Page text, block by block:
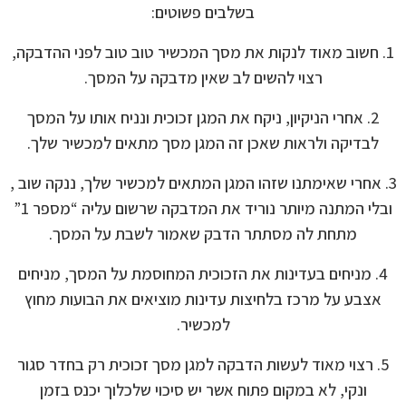
בשלבים פשוטים:
1. חשוב מאוד לנקות את מסך המכשיר טוב טוב לפני ההדבקה,
רצוי להשים לב שאין מדבקה על המסך.
2. אחרי הניקיון, ניקח את המגן זכוכית ונניח אותו על המסך
לבדיקה ולראות שאכן זה המגן מסך מתאים למכשיר שלך.
3. אחרי שאימתנו שזהו המגן המתאים למכשיר שלך, ננקה שוב ,
ובלי המתנה מיותר נוריד את המדבקה שרשום עליה “מספר 1”
מתחת לה מסתתר הדבק שאמור לשבת על המסך.
4. מניחים בעדינות את הזכוכית המחוסמת על המסך, מניחים
אצבע על מרכז בלחיצות עדינות מוציאים את הבועות מחוץ
למכשיר.
5. רצוי מאוד לעשות הדבקה למגן מסך זכוכית רק בחדר סגור
ונקי, לא במקום פתוח אשר יש סיכוי שלכלוך יכנס בזמן